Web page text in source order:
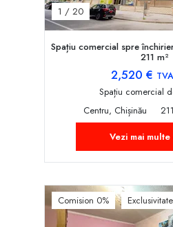
1 / 20
Spațiu comercial spre
211 m²
2,520 €
Spațiu comercial
Centru, Chișinău
Vezi mai
Comision 0% Exclusivitate